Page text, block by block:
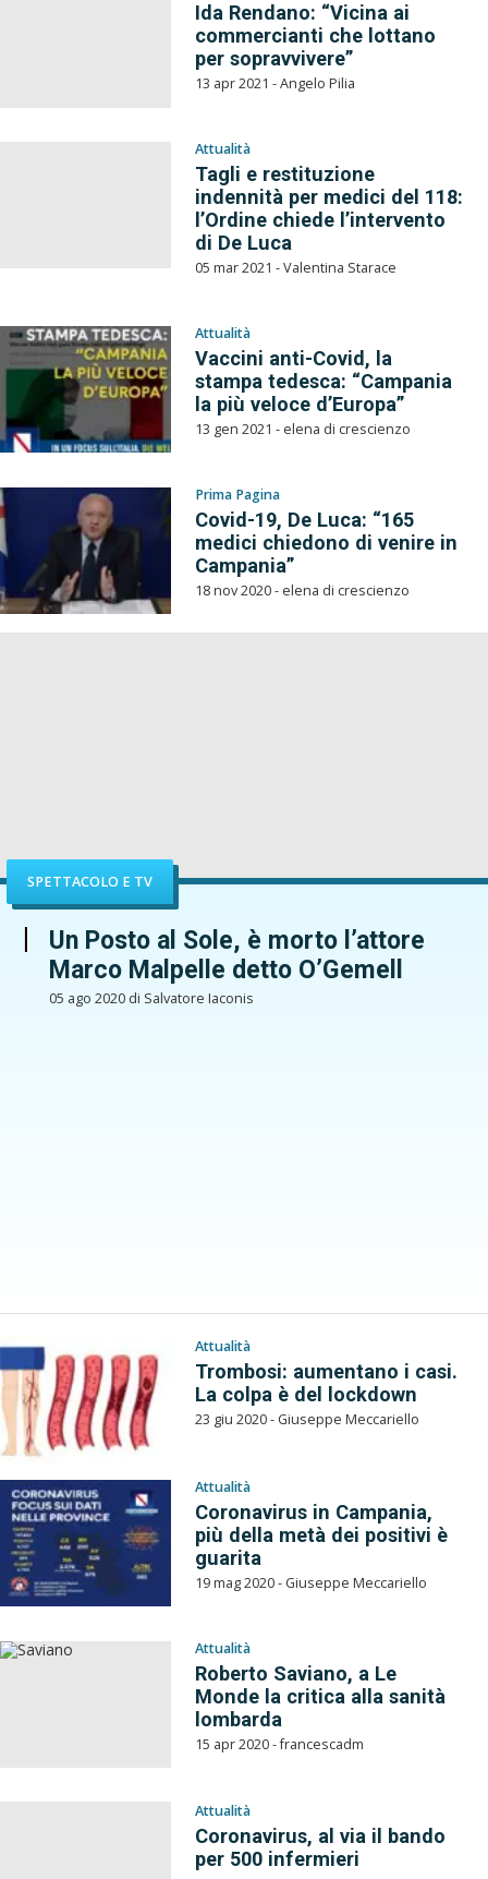
Ida Rendano: “Vicina ai
commercianti che lottano
per sopravvivere”
13 apr 2021 - Angelo Pilia
Attualità
Tagli e restituzione
indennità per medici del 118:
l’Ordine chiede l’intervento
di De Luca
05 mar 2021 - Valentina Starace
Attualità
Vaccini anti-Covid, la
stampa tedesca: “Campania
la più veloce d’Europa”
13 gen 2021 - elena di crescienzo
Prima Pagina
Covid-19, De Luca: “165
medici chiedono di venire in
Campania”
18 nov 2020 - elena di crescienzo
SPETTACOLO E TV
Un Posto al Sole, è morto l’attore
Marco Malpelle detto O’Gemell
05 ago 2020 di Salvatore Iaconis
Attualità
Trombosi: aumentano i casi.
La colpa è del lockdown
23 giu 2020 - Giuseppe Meccariello
Attualità
Coronavirus in Campania,
più della metà dei positivi è
guarita
19 mag 2020 - Giuseppe Meccariello
Attualità
Roberto Saviano, a Le
Monde la critica alla sanità
lombarda
15 apr 2020 - francescadm
Attualità
Coronavirus, al via il bando
per 500 infermieri